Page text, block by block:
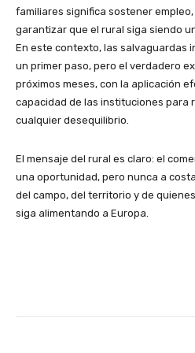
familiares significa sostener
garantizar que el rural siga siendo
En este contexto, las salvaguardas
un primer paso, pero el verdadero
próximos meses, con la aplicación
capacidad de las instituciones para
cualquier desequilibrio.
El mensaje del rural es claro: el
una oportunidad, pero nunca a
del campo, del territorio y de
siga alimentando a Europa.